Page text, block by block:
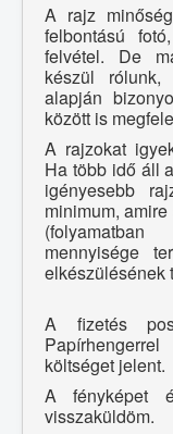
A rajz
felbontású
felvétel. De
készül
alapján
között is
A rajzokat
Ha több idő áll
igényesebb
minimum,
mennyisége
elkészülésének
A fizetés
költséget jelent.
A fényképet
visszaküldöm.